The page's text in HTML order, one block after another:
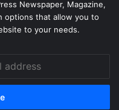
Newspaper, Magazine,
options that allow you to
to your needs.